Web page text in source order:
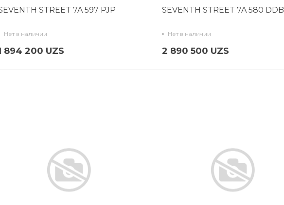
STREET 7A 597 PJP
Нет в наличии
894 200 UZS
SEVENTH STREET 7A 580 DDB
Нет в наличии
2 890 500 UZS